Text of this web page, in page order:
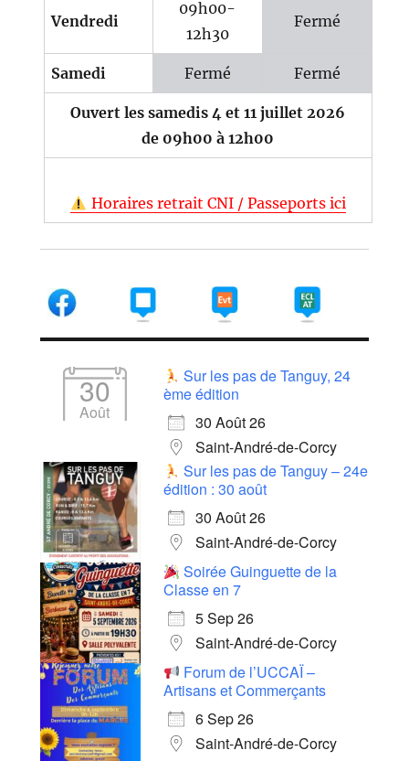
Vendredi
09h00-
12h30
Fermé
Samedi Fermé Fermé
Ouvert les samedis 4 et 11 juillet 2026
de 09h00 à 12h00
Horaires retrait CNI / Passeports ici
30
Août
Sur les pas de Tanguy, 24
ème édition
30 Août 26
Saint-André-de-Corcy
Sur les pas de Tanguy – 24e
édition : 30 août
30 Août 26
Saint-André-de-Corcy
Soirée Guinguette de la
Classe en 7
5 Sep 26
Saint-André-de-Corcy
Forum de l’UCCAÏ –
Artisans et Commerçants
6 Sep 26
Saint-André-de-Corcy